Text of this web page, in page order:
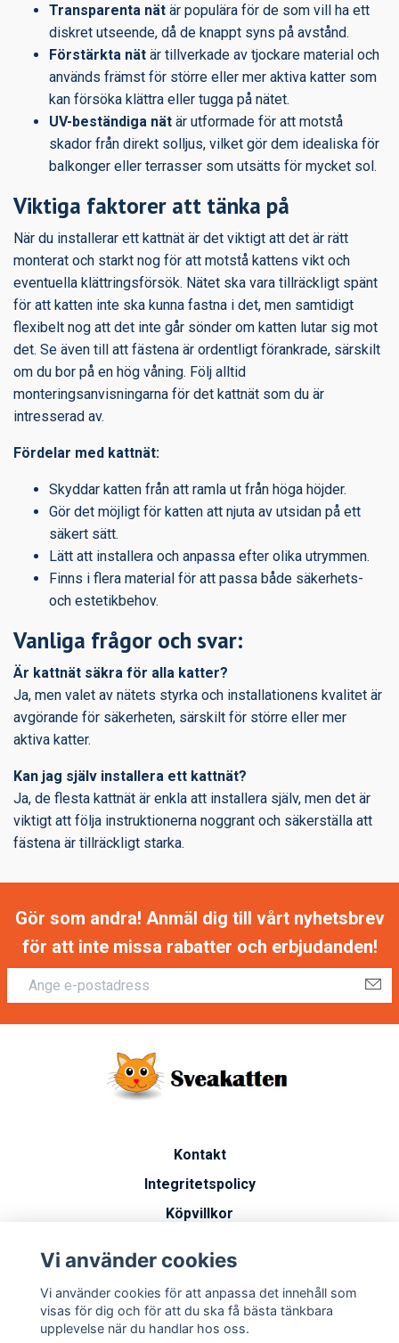
Transparenta nät är populära för de som vill ha ett
diskret utseende, då de knappt syns på avstånd.
Förstärkta nät är tillverkade av tjockare material och
används främst för större eller mer aktiva katter som
kan försöka klättra eller tugga på nätet.
UV-beständiga nät är utformade för att motstå
skador från direkt solljus, vilket gör dem idealiska för
balkonger eller terrasser som utsätts för mycket sol.
Viktiga faktorer att tänka på
När du installerar ett kattnät är det viktigt att det är rätt
monterat och starkt nog för att motstå kattens vikt och
eventuella klättringsförsök. Nätet ska vara tillräckligt spänt
för att katten inte ska kunna fastna i det, men samtidigt
flexibelt nog att det inte går sönder om katten lutar sig mot
det. Se även till att fästena är ordentligt förankrade, särskilt
om du bor på en hög våning. Följ alltid
monteringsanvisningarna för det kattnät som du är
intresserad av.
Fördelar med kattnät:
Skyddar katten från att ramla ut från höga höjder.
Gör det möjligt för katten att njuta av utsidan på ett
säkert sätt.
Lätt att installera och anpassa efter olika utrymmen.
Finns i flera material för att passa både säkerhets-
och estetikbehov.
Vanliga frågor och svar:
Är kattnät säkra för alla katter?
Ja, men valet av nätets styrka och installationens kvalitet är
avgörande för säkerheten, särskilt för större eller mer
aktiva katter.
Kan jag själv installera ett kattnät?
Ja, de flesta kattnät är enkla att installera själv, men det är
viktigt att följa instruktionerna noggrant och säkerställa att
fästena är tillräckligt starka.
Gör som andra! Anmäl dig till vårt nyhetsbrev
för att inte missa rabatter och erbjudanden!
Kontakt
Integritetspolicy
Köpvillkor
Vanliga frågor
Miljöarbete
Vi använder cookies
Vi använder cookies för att anpassa det innehåll som
visas för dig och för att du ska få bästa tänkbara
upplevelse när du handlar hos oss.